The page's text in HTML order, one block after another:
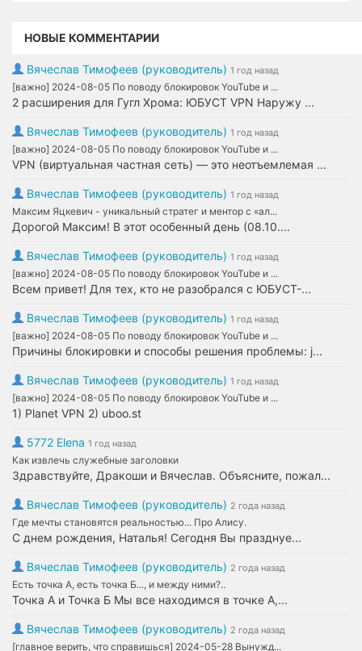
НОВЫЕ КОММЕНТАРИИ
Вячеслав Тимофеев (руководитель) 1 год назад
[важно] 2024-08-05 По поводу блокировок YouTube и ...
2 расширения для Гугл Хрома: ЮБУСТ VPN Наружу ...
Вячеслав Тимофеев (руководитель) 1 год назад
[важно] 2024-08-05 По поводу блокировок YouTube и ...
VPN (виртуальная частная сеть) — это неотъемлемая ...
Вячеслав Тимофеев (руководитель) 1 год назад
Максим Яцкевич - уникальный стратег и ментор с «ал...
Дорогой Максим! В этот особенный день (08.10....
Вячеслав Тимофеев (руководитель) 1 год назад
[важно] 2024-08-05 По поводу блокировок YouTube и ...
Всем привет! Для тех, кто не разобрался с ЮБУСТ-...
Вячеслав Тимофеев (руководитель) 1 год назад
[важно] 2024-08-05 По поводу блокировок YouTube и ...
Причины блокировки и способы решения проблемы: j...
Вячеслав Тимофеев (руководитель) 1 год назад
[важно] 2024-08-05 По поводу блокировок YouTube и ...
1) Planet VPN 2) uboo.st
5772 Elena 1 год назад
Как извлечь служебные заголовки
Здравствуйте, Дракоши и Вячеслав. Объясните, пожал...
Вячеслав Тимофеев (руководитель) 2 года назад
Где мечты становятся реальностью... Про Алису.
С днем рождения, Наталья! Сегодня Вы празднуе...
Вячеслав Тимофеев (руководитель) 2 года назад
Есть точка А, есть точка Б..., и между ними?..
Точка А и Точка Б Мы все находимся в точке А,...
Вячеслав Тимофеев (руководитель) 2 года назад
[главное верить, что справишься] 2024-05-28 Вынужд...